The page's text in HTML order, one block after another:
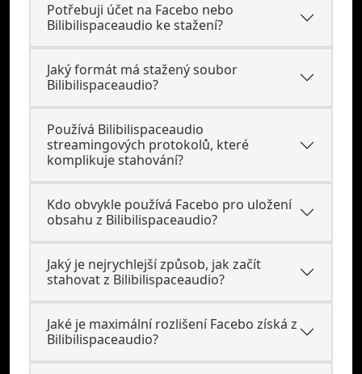
Potřebuji účet na Facebo nebo
Bilibilispaceaudio ke stažení?
Jaký formát má stažený soubor
Bilibilispaceaudio?
Používá Bilibilispaceaudio
streamingových protokolů, které
komplikuje stahování?
Kdo obvykle používá Facebo pro uložení
obsahu z Bilibilispaceaudio?
Jaký je nejrychlejší způsob, jak začít
stahovat z Bilibilispaceaudio?
Jaké je maximální rozlišení Facebo získá z
Bilibilispaceaudio?